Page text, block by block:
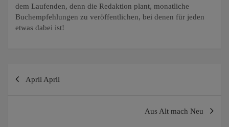
dem Laufenden, denn die Redaktion plant, monatliche
Buchempfehlungen zu veröffentlichen, bei denen für jeden
etwas dabei ist!
April April
Aus Alt mach Neu